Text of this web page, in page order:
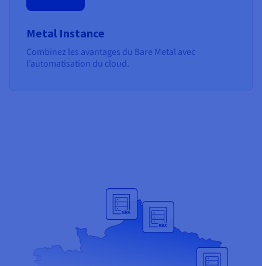
Metal Instance
Combinez les avantages du Bare Metal avec
l’automatisation du cloud.